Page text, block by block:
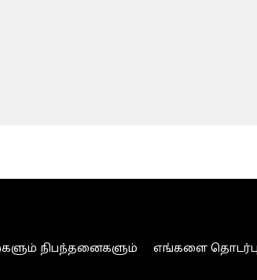
நிபந்தனைகளும் எங்களை